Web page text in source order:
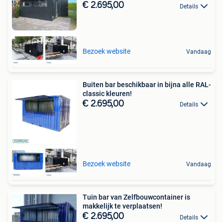
€ 2.695,00 Details
Bezoek website Vandaag
Buiten bar beschikbaar in bijna alle RAL-
classic kleuren!
€ 2.695,00 Details
Bezoek website Vandaag
Tuin bar van Zelfbouwcontainer is
makkelijk te verplaatsen!
€ 2.695,00 Details